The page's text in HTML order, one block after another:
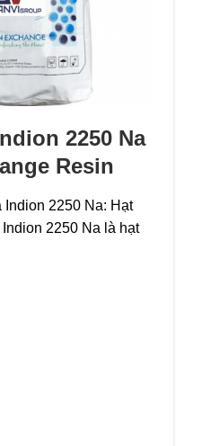
2250 Na
Resin
Indion 2250 Na: Hạt
2250 Na là hạt